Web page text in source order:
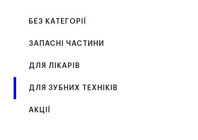
БЕЗ КАТЕГОРІЇ
ЗАПАСНІ ЧАСТИНИ
ДЛЯ ЛІКАРІВ
ДЛЯ ЗУБНИХ ТЕХНІКІВ
АКЦІЇ